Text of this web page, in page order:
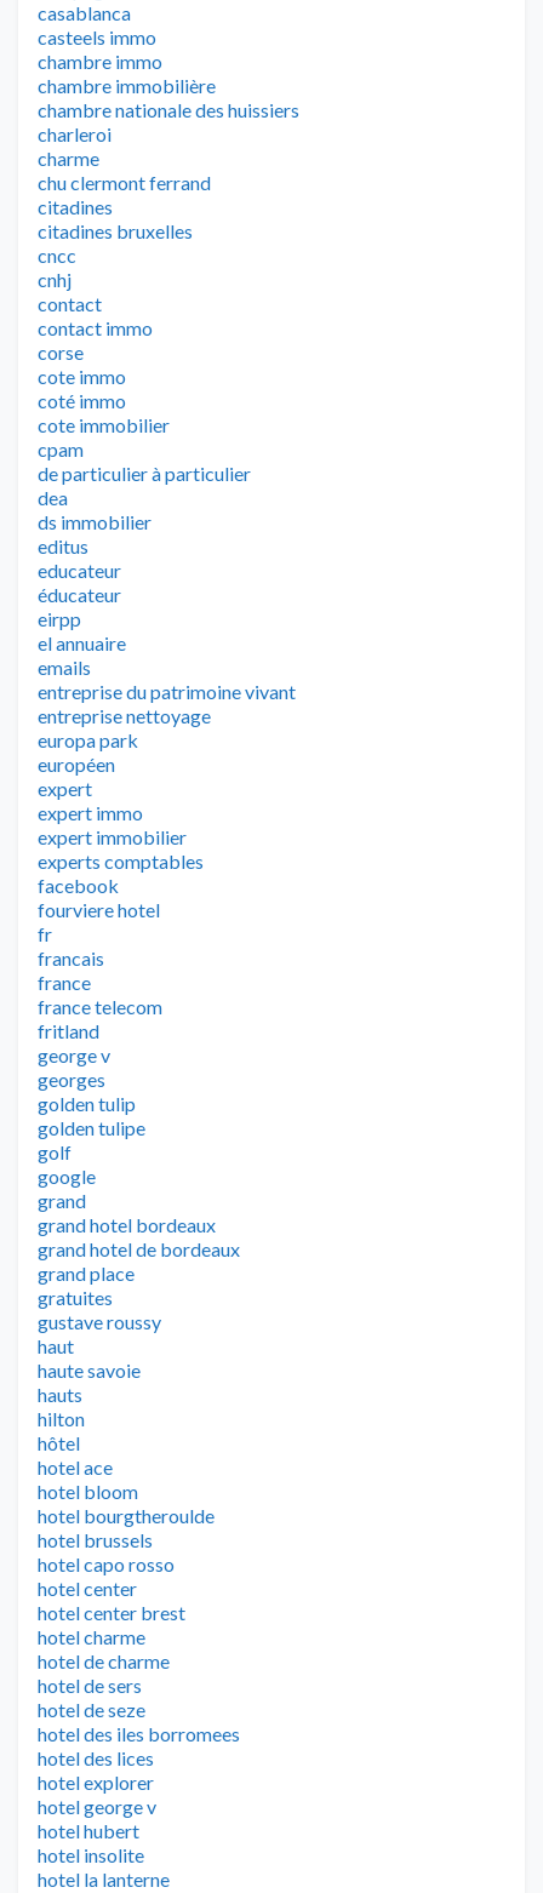
casablanca
casteels immo
chambre immo
chambre immobilière
chambre nationale des huissiers
charleroi
charme
chu clermont ferrand
citadines
citadines bruxelles
cncc
cnhj
contact
contact immo
corse
cote immo
coté immo
cote immobilier
cpam
de particulier à particulier
dea
ds immobilier
editus
educateur
éducateur
eirpp
el annuaire
emails
entreprise du patrimoine vivant
entreprise nettoyage
europa park
européen
expert
expert immo
expert immobilier
experts comptables
facebook
fourviere hotel
fr
francais
france
france telecom
fritland
george v
georges
golden tulip
golden tulipe
golf
google
grand
grand hotel bordeaux
grand hotel de bordeaux
grand place
gratuites
gustave roussy
haut
haute savoie
hauts
hilton
hôtel
hotel ace
hotel bloom
hotel bourgtheroulde
hotel brussels
hotel capo rosso
hotel center
hotel center brest
hotel charme
hotel de charme
hotel de sers
hotel de seze
hotel des iles borromees
hotel des lices
hotel explorer
hotel george v
hotel hubert
hotel insolite
hotel la lanterne